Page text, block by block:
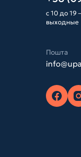
с 10 до 19
выходные
Пошта